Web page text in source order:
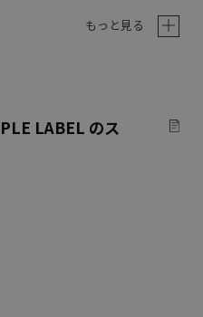
もっと見る
LABEL のス